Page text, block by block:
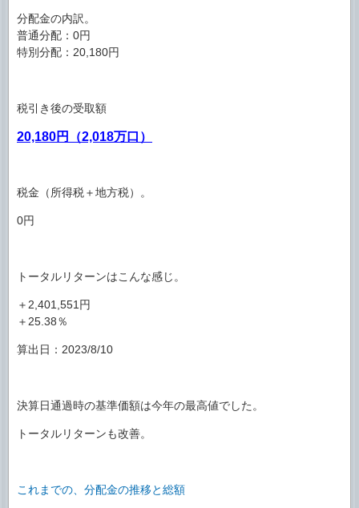
分配金の内訳。
普通分配：0円
特別分配：20,180円
税引き後の受取額
20,180円（2,018万口）
税金（所得税＋地方税）。
0円
トータルリターンはこんな感じ。
＋2,401,551円
＋25.38％
算出日：2023/8/10
決算日通過時の基準価額は今年の最高値でした。
トータルリターンも改善。
これまでの、分配金の推移と総額